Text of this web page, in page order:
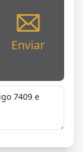
Enviar